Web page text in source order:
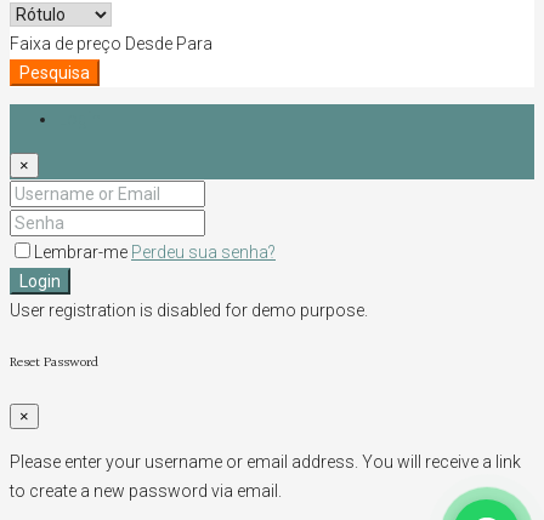
Faixa de preço Desde Para
Pesquisa
×
Lembrar-me Perdeu sua senha?
Login
User registration is disabled for demo purpose.
Reset Password
×
Please enter your username or email address. You will receive a link
to create a new password via email.